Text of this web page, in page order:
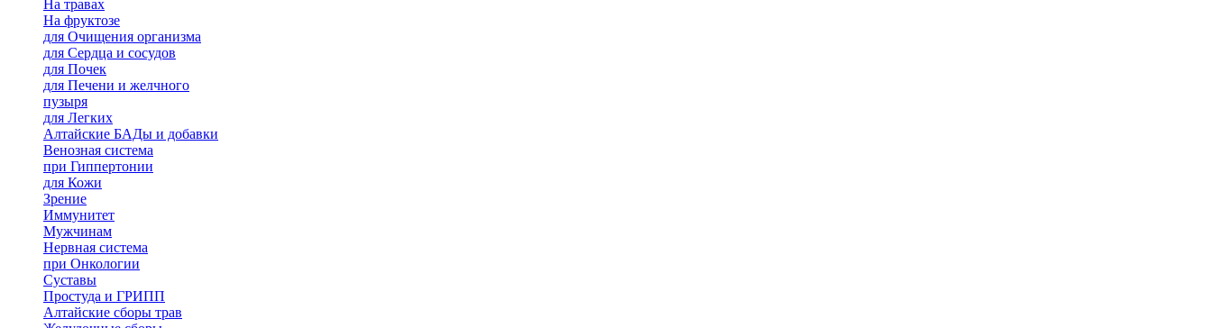
На травах
На фруктозе
для Очищения организма
для Сердца и сосудов
для Почек
для Печени и желчного
пузыря
для Легких
Алтайские БАДы и добавки
Венозная система
при Гиппертонии
для Кожи
Зрение
Иммунитет
Мужчинам
Нервная система
при Онкологии
Суставы
Простуда и ГРИПП
Алтайские сборы трав